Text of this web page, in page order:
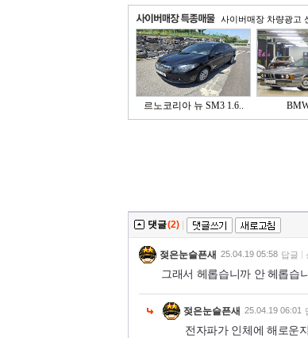
사이버매장 차량광고
르노코리아 뉴 SM3 1.6..
댓글(2)
젖은눈슬픈새 25.04.19 05:58 답글
그래서 헤롭습니까 안 헤롭습
젖은눈슬픈새 25.04.19 06:01
전자파가 인체에 해로운